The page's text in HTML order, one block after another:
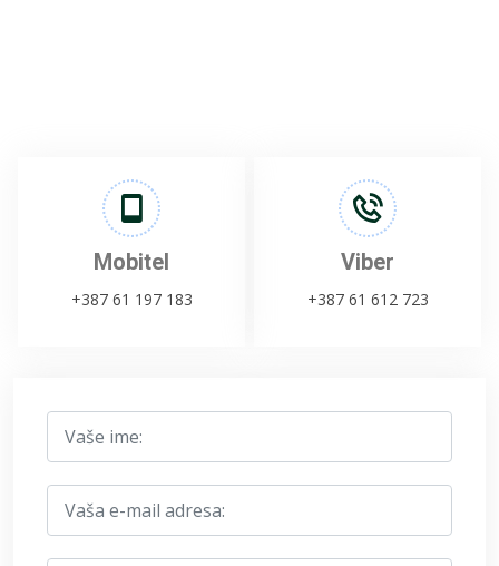
Mobitel
+387 61 197 183
Viber
+387 61 612 723